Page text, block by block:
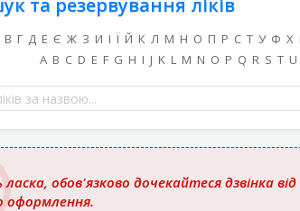
та резервування ліків
В Г Д Е Є Ж З И І Ї Й К Л М Н О П Р С Т У Ф Х
A B C D E F G H I J K L M N O P Q R S T U
ласка, обов'язково дочекайтеся дзвінка
оформлення.